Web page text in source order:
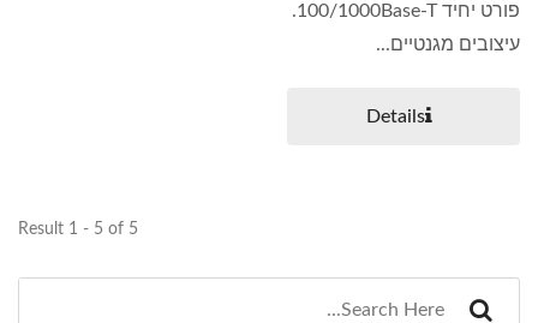
פורט יחיד 100/1000Base-T.
עיצובים מגנטיים...
Details
Result 1 - 5 of 5